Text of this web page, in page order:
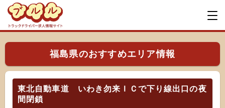
福島県のおすすめエリア情報
東北自動車道 いわき勿来ＩＣで下り線出口の夜
間閉鎖